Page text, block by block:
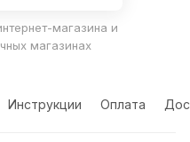
магазина и
магазинах
Инструкции Оплата